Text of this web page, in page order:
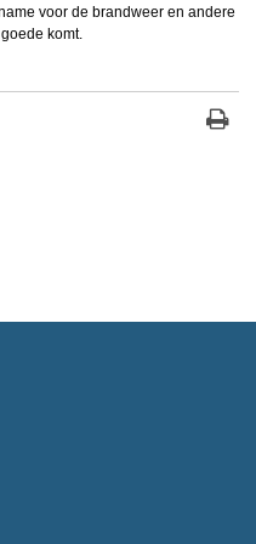
voor de brandweer en andere
komt.